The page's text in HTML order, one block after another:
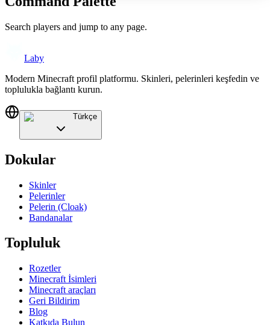
Search players and jump to any page.
Laby
Modern Minecraft profil platformu. Skinleri, pelerinleri keşfedin ve
toplulukla bağlantı kurun.
Türkçe
Dokular
Skinler
Pelerinler
Pelerin (Cloak)
Bandanalar
Topluluk
Rozetler
Minecraft İsimleri
Minecraft araçları
Geri Bildirim
Blog
Katkıda Bulun